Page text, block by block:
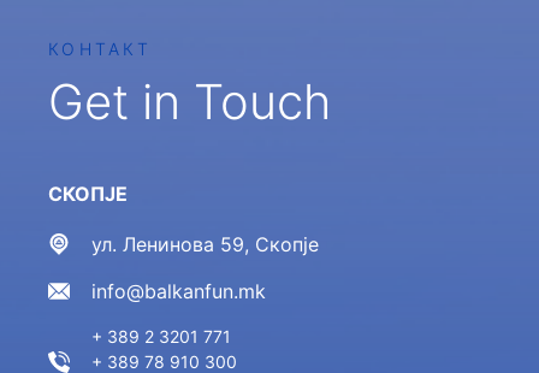
КОНТАКТ
Get in Touch
СКОПЈЕ
ул. Ленинова 59, Скопје
info@balkanfun.mk
+ 389 2 3201 771
+ 389 78 910 300